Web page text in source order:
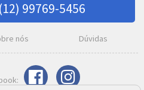
(12) 99769-5456
nós Dúvidas